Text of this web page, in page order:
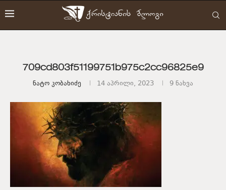
709cd803f51199751b975c2cc96825e9
Ნატო Კობახიძე 14 აპრილი, 2023 9 ნახვა